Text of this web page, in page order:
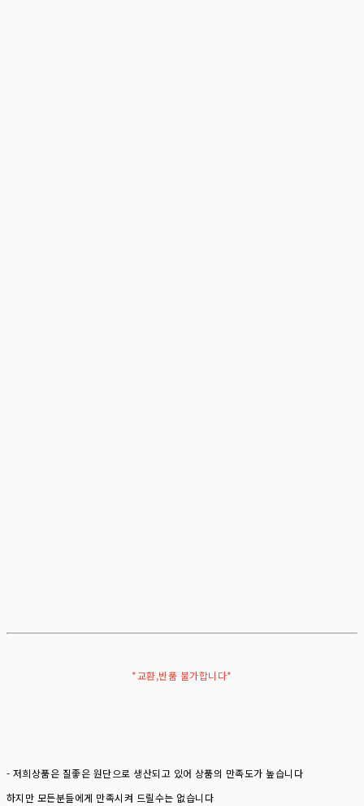
*교환,반품 불가합니다*
- 저희상품은 질좋은 원단으로 생산되고 있어 상품의 만족도가 높습니다
하지만 모든분들에게 만족시켜 드릴수는 없습니다